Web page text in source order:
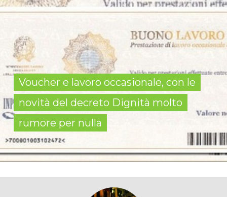
Voucher e lavoro occasionale, con le
novità del decreto Dignità molto
rumore per nulla